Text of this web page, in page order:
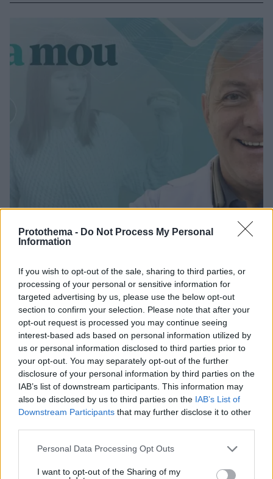
Protothema - Do Not Process My Personal
Information
If you wish to opt-out of the sale, sharing to third parties, or
processing of your personal or sensitive information for
targeted advertising by us, please use the below opt-out
section to confirm your selection. Please note that after your
opt-out request is processed you may continue seeing
interest-based ads based on personal information utilized by
us or personal information disclosed to third parties prior to
your opt-out. You may separately opt-out of the further
disclosure of your personal information by third parties on the
IAB’s list of downstream participants. This information may
also be disclosed by us to third parties on the IAB’s List of
Downstream Participants that may further disclose it to other
Please note that this website/app uses one or more Google
not limited to your visit or usage behaviour. You may click to
Personal Data Processing Opt Outs
I want to opt-out of the Sharing of my
Η νέα επιδημία του πεπτικού που αφορά ένα στα 2.000
άτομα
Ακούστε τον κ. Νίκο Βιάζη, Γαστρεντερολόγο,
Διευθυντή στο Γαστρεντερολογικό Τμήμα του
νοσοκομείου «Ο Ευαγγελισμός» και Πρόεδρο της
Εθνικής Ομάδας Μελέτης ΙΦΝΕ, σε μια συζήτηση για
τη δυσανεξία στη γλουτένη, πότε διαφέρει από την
κοιλιοκάκη και αν αποτελεί μια αναδυόμενη επιδημία
του πεπτικού
29.04.2024, 22:21